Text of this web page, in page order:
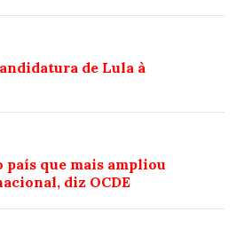
de Lula à
país que mais ampliou
diz OCDE